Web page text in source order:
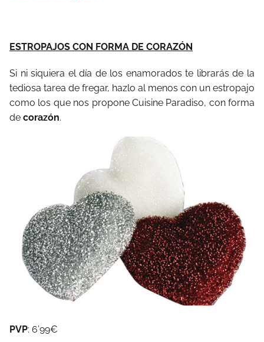
ESTROPAJOS CON FORMA DE CORAZÓN
Si ni siquiera el día de los enamorados te librarás de la
tediosa tarea de fregar, hazlo al menos con un estropajo
como los que nos propone Cuisine Paradiso, con forma
de corazón.
PVP: 6’99€